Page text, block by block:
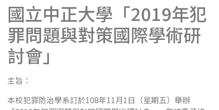
國立中正大學「2019年犯
罪問題與對策國際學術研
討會」
主旨：
本校犯罪防治學系訂於108年11月1日（星期五）舉辦